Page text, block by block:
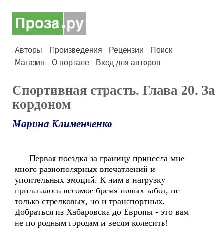
Авторы Произведения Рецензии
Поиск
Магазин
О портале Вход для авторов
Спортивная страсть. Глава 20. За
кордоном
Марина Клименченко
Первая поездка за границу принесла мне
много разнополярных впечатлений и
упоительных эмоций. К ним в нагрузку
прилагалось весомое бремя новых забот, не
только стрелковых, но и транспортных.
Добраться из Хабаровска до Европы - это вам
не по родным городам и весям колесить!